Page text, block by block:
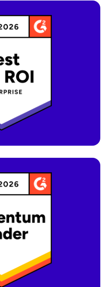
Abzeichen
Kategorie die beste
erzielt. Diese
die bis zum
und bis zur
wurde.
die dieses
werden von den
25 % ihrer Kategorie